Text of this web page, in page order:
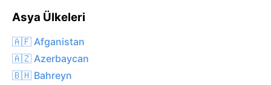
Asya Ülkeleri
🇦🇫 Afganistan
🇦🇿 Azerbaycan
🇧🇭 Bahreyn